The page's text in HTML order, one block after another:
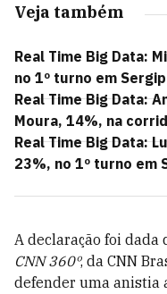
Veja também
Real Time Big Data:
no 1º turno em
Real Time Big Data:
Moura, 14%, na
Real Time Big Data:
23%, no 1º turno em
A declaração foi
CNN 360º, da CNN
defender uma anistia